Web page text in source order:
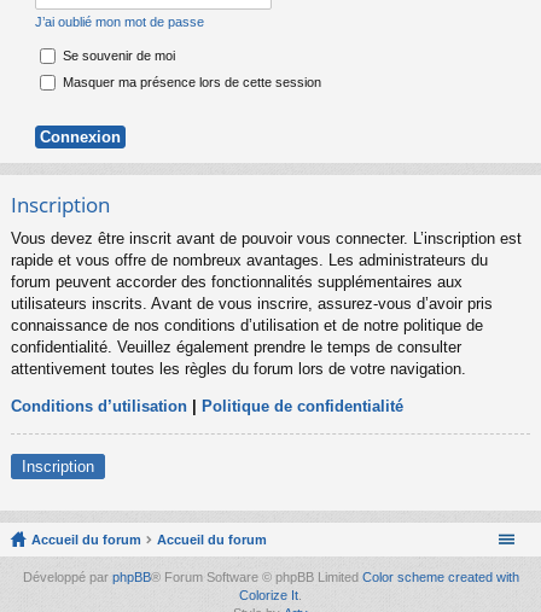
J’ai oublié mon mot de passe
Se souvenir de moi
Masquer ma présence lors de cette session
Inscription
Vous devez être inscrit avant de pouvoir vous connecter. L’inscription est
rapide et vous offre de nombreux avantages. Les administrateurs du
forum peuvent accorder des fonctionnalités supplémentaires aux
utilisateurs inscrits. Avant de vous inscrire, assurez-vous d’avoir pris
connaissance de nos conditions d’utilisation et de notre politique de
confidentialité. Veuillez également prendre le temps de consulter
attentivement toutes les règles du forum lors de votre navigation.
Conditions d’utilisation Politique de confidentialité
Inscription
Accueil du forum Accueil du forum
Développé par phpBB® Forum Software © phpBB Limited Color scheme created with
Colorize It.